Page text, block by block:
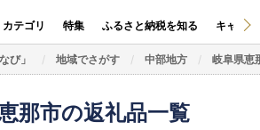
カテゴリ 特集 ふるさと納税を知る キャン
び」 地域でさがす 中部地方 岐阜県恵
那市の返礼品一覧